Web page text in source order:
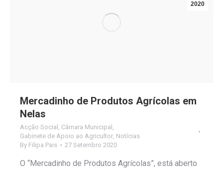
2020
Mercadinho de Produtos Agrícolas em
Nelas
Acção Social , Câmara Municipal ,
Gabinete de Apoio ao Agricultor, Notícias
By Filipa Pais 27 Setembro 2020
O “Mercadinho de Produtos Agrícolas”, está aberto